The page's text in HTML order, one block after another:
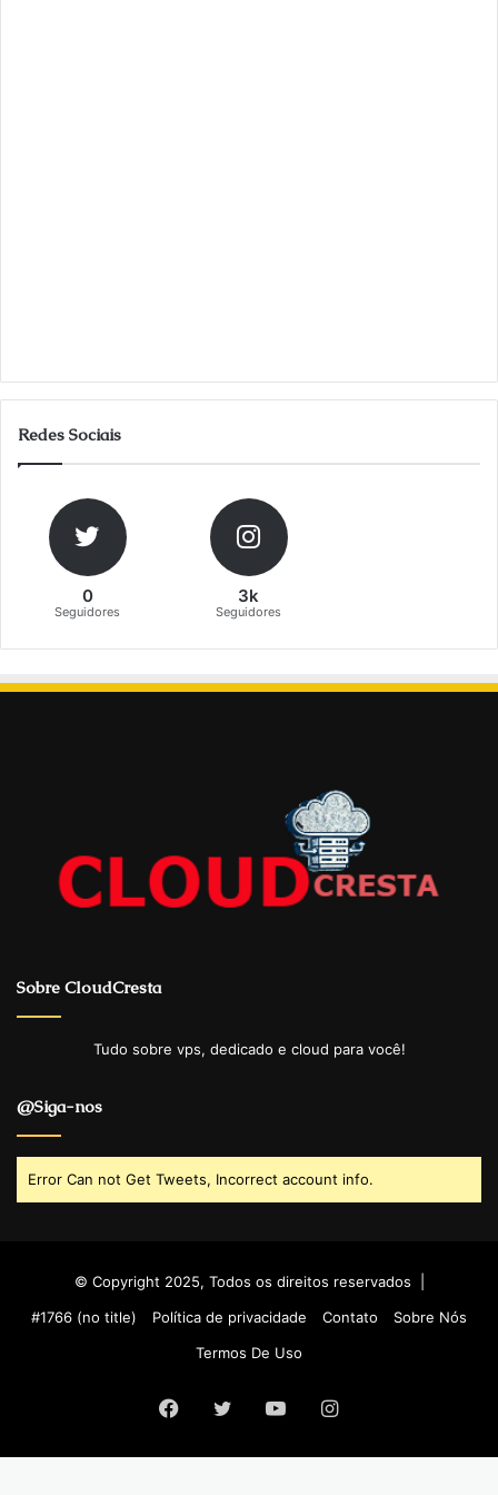
Redes Sociais
0
Seguidores
3k
Seguidores
Sobre CloudCresta
Tudo sobre vps, dedicado e cloud para você!
@Siga-nos
Error Can not Get Tweets, Incorrect account info.
© Copyright 2025, Todos os direitos reservados |
#1766 (no title)
Política de privacidade Contato
Sobre Nós
Termos De Uso
Facebook
Twitter YouTubeInstagram